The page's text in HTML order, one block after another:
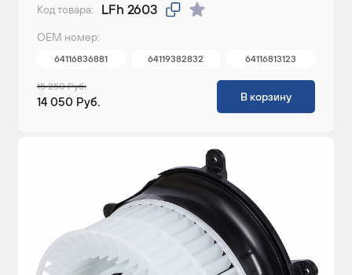
Код товара: LFh 2603
ОЕМ номер:
64116836881 64119382832 64116813123
15 250 Руб.
14 050 Руб. В корзину